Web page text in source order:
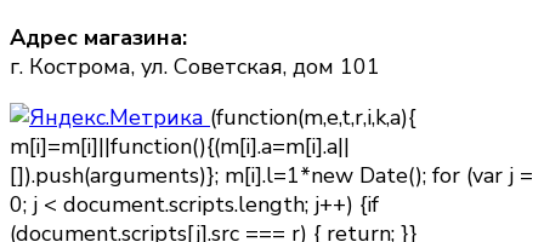
Адрес магазина:
г. Кострома, ул. Советская, дом 101
(function(m,e,t,r,i,k,a){
m[i]=m[i]||function(){(m[i].a=m[i].a||
[]).push(arguments)}; m[i].l=1*new Date(); for (var j =
0; j < document.scripts.length; j++) {if
(document.scripts[j].src === r) { return; }}